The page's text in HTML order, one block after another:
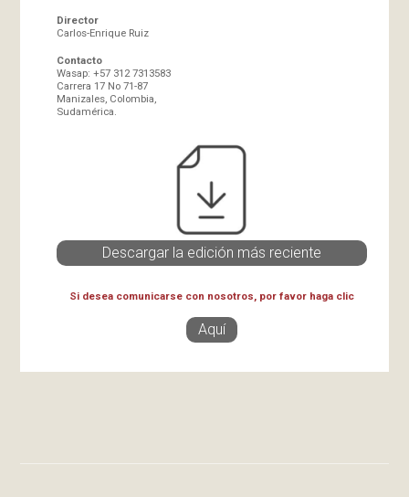
Director
Carlos-Enrique Ruiz
Contacto
Wasap: +57 312 7313583
Carrera 17 No 71-87
Manizales, Colombia,
Sudamérica.
Descargar la edición más reciente
Si desea comunicarse con nosotros, por favor haga clic
Aquí